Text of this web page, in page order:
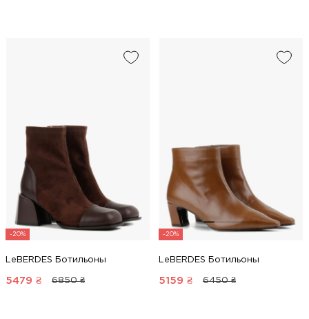
-20%
LeBERDES Ботильоны
5479 ₴ 6850 ₴
-20%
LeBERDES Ботильоны
5159 ₴ 6450 ₴